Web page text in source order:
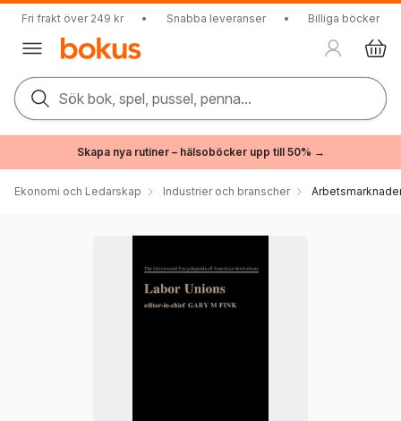
Fri frakt över 249 kr • Snabba leveranser • Billiga böcker
Sök bok, spel, pussel, penna...
Skapa nya rutiner – hälsoböcker upp till 50% →
Ekonomi och Ledarskap Industrier och branscher